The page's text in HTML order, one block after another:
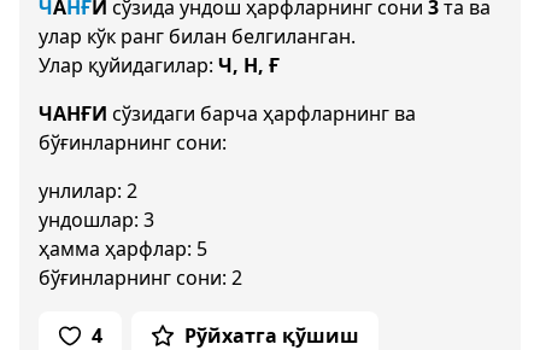
ЧАНҒИ сўзида ундош ҳарфларнинг сони 3та ва
улар кўк ранг билан белгиланган.
Улар қуйидагилар: Ч, Н, Ғ
ЧАНҒИ сўзидаги барча ҳарфларнинг ва
бўғинларнинг сони:
унлилар: 2
ундошлар: 3
ҳамма ҳарфлар: 5
бўғинларнинг сони: 2
4 Рўйхатга қўшиш